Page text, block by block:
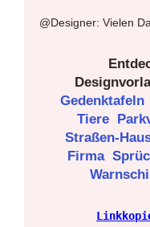
@Designer: Vielen
Gedenktafeln
Tiere
Straßen-
Firma